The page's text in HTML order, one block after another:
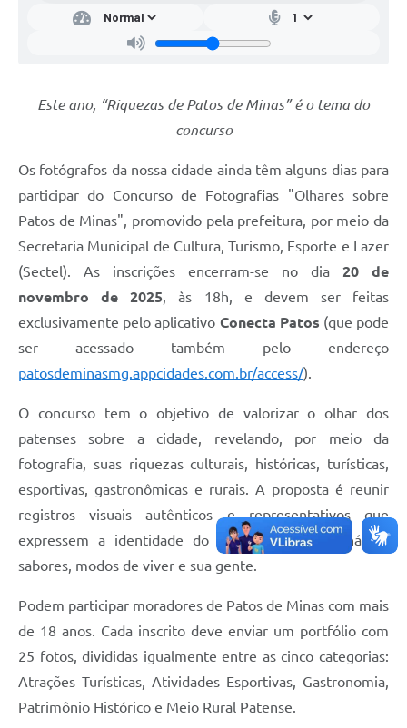
Este ano, “Riquezas de Patos de Minas” é o tema do
concurso
Os fotógrafos da nossa cidade ainda têm alguns dias para
participar do Concurso de Fotografias "Olhares sobre
Patos de Minas", promovido pela prefeitura, por meio da
Secretaria Municipal de Cultura, Turismo, Esporte e Lazer
(Sectel). As inscrições encerram-se no dia 20 de
novembro de 2025, às 18h, e devem ser feitas
exclusivamente pelo aplicativo Conecta Patos (que pode
ser acessado também pelo endereço
patosdeminasmg.appcidades.com.br/access/).
O concurso tem o objetivo de valorizar o olhar dos
patenses sobre a cidade, revelando, por meio da
fotografia, suas riquezas culturais, históricas, turísticas,
esportivas, gastronômicas e rurais. A proposta é reunir
registros visuais autênticos e representativos que
expressem a identidade do município, seus cenários,
sabores, modos de viver e sua gente.
Podem participar moradores de Patos de Minas com mais
de 18 anos. Cada inscrito deve enviar um portfólio com
25 fotos, divididas igualmente entre as cinco categorias:
Atrações Turísticas, Atividades Esportivas, Gastronomia,
Patrimônio Histórico e Meio Rural Patense.